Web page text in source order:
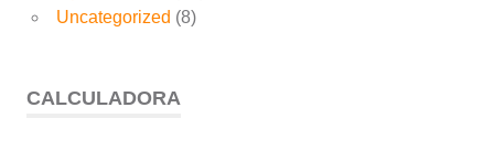
Uncategorized (8)
CALCULADORA